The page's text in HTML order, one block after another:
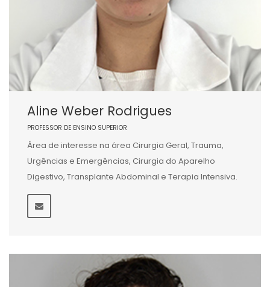
Aline Weber Rodrigues
PROFESSOR DE ENSINO SUPERIOR
Área de interesse na área Cirurgia Geral, Trauma,
Urgências e Emergências, Cirurgia do Aparelho
Digestivo, Transplante Abdominal e Terapia Intensiva.